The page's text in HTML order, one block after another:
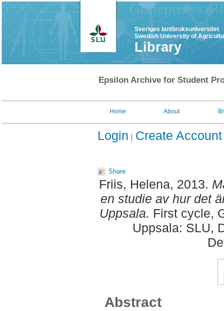
Sveriges lantbruksuniversitet
Swedish University of
Library
Epsilon Archive for Student
Home About
Login Create Account
Share
Friis, Helena, 2013.
en studie av hur det
Uppsala. First cycle,
Uppsala: SLU,
Abstract